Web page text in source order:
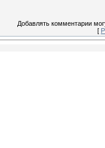
Добавлять комментарии
[